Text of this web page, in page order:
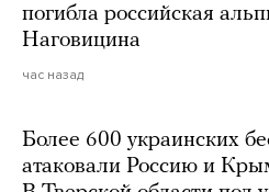
погибла российская
Наговицина
час назад
Более 600 украинских
атаковали Россию и